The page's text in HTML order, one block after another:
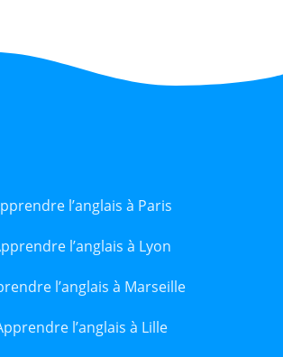
l’anglais à Paris
l’anglais à Lyon
l’anglais à Marseille
l’anglais à Lille